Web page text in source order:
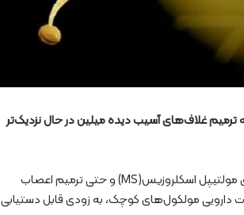
غلاف‌های آسیب دیده میلین در حال نزدیک‌تر
؛ درمان هدفمند موثر بیماری مولتیپل اسکلروزیس(MS) و حتی ترمیم اعصاب
دارویی مولکول‌های کوچک، به زودی قابل دستیابی